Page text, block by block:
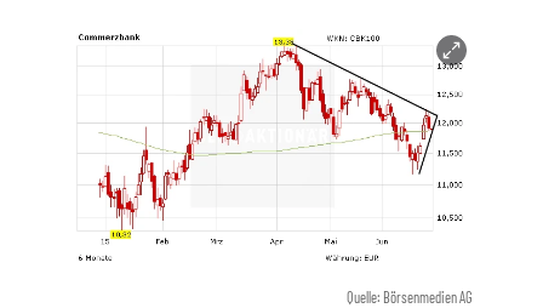
Quelle: Börsenmedien AG